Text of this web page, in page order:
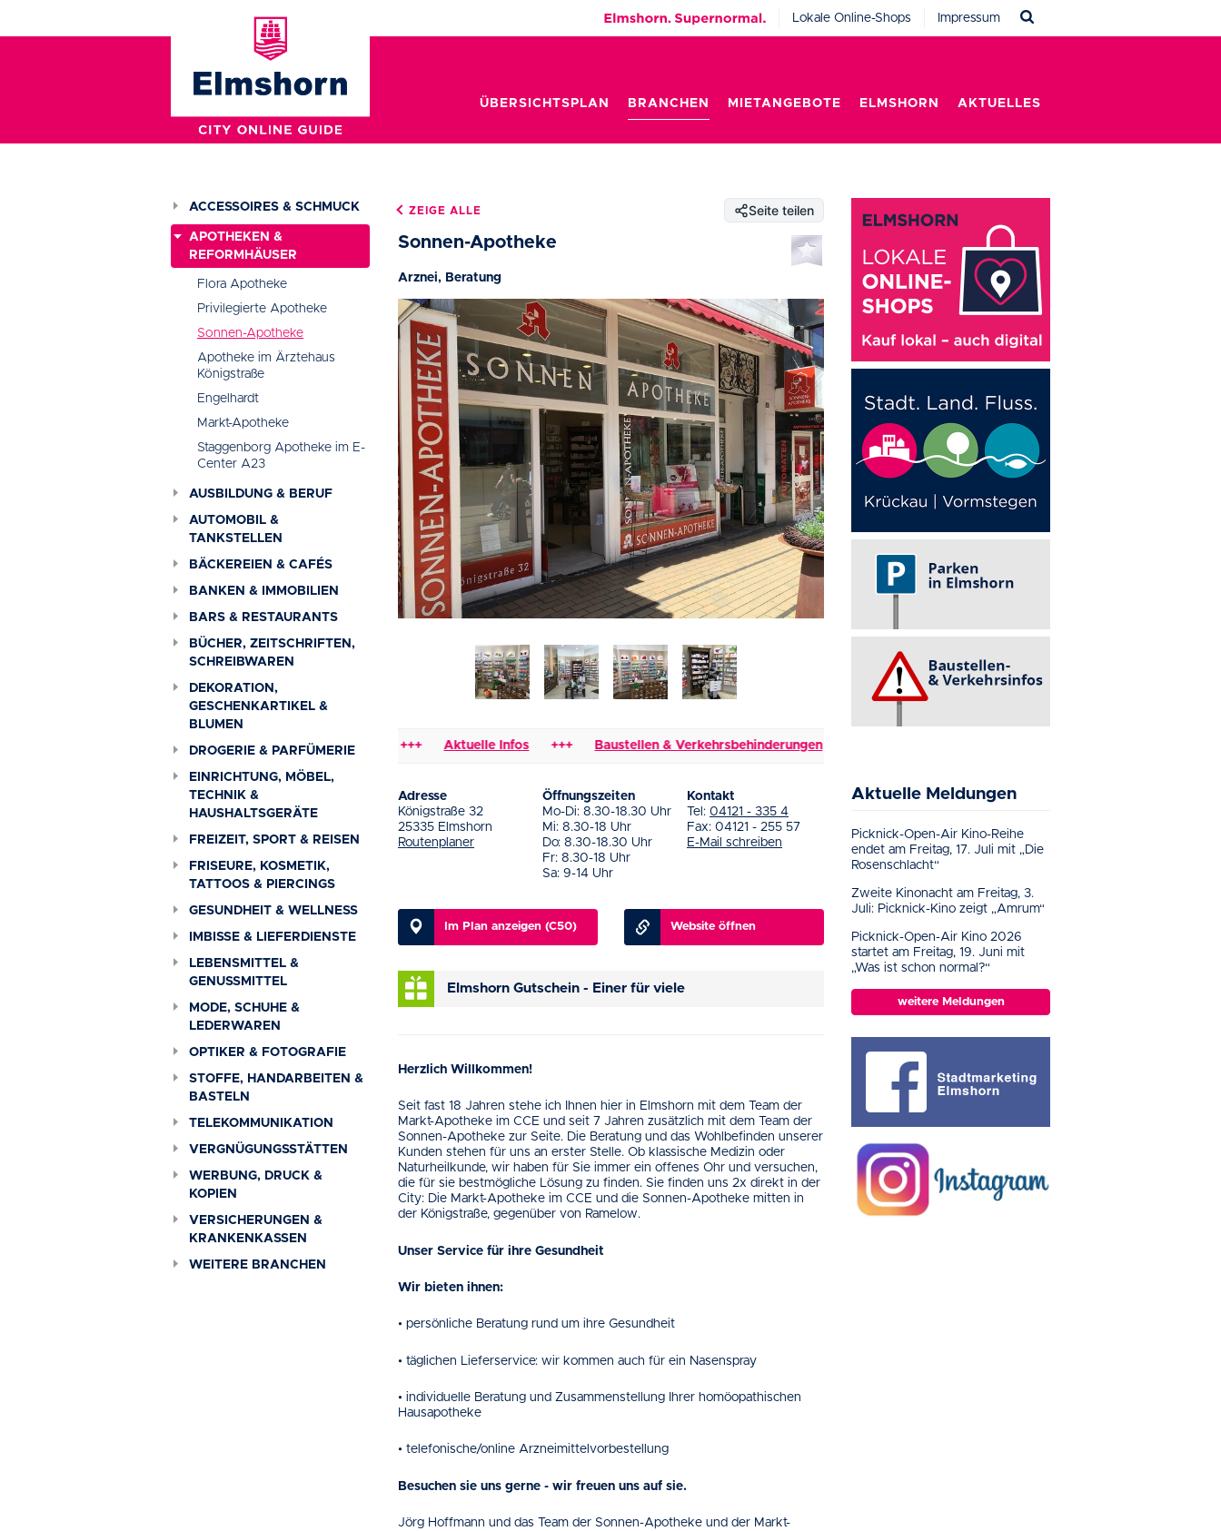
Lokale Online-Shops Impressum
ÜBERSICHTSPLAN BRANCHEN MIETANGEBOTE ELMSHORN AKTUELLES
ACCESSOIRES & SCHMUCK
APOTHEKEN &
REFORMHÄUSER
Flora Apotheke
Privilegierte Apotheke
Sonnen-Apotheke
Apotheke im Ärztehaus
Königstraße
Engelhardt
Markt-Apotheke
Staggenborg Apotheke im E-
Center A23
AUSBILDUNG & BERUF
AUTOMOBIL &
TANKSTELLEN
BÄCKEREIEN & CAFÉS
BANKEN & IMMOBILIEN
BARS & RESTAURANTS
BÜCHER, ZEITSCHRIFTEN,
SCHREIBWAREN
DEKORATION,
GESCHENKARTIKEL &
BLUMEN
DROGERIE & PARFÜMERIE
EINRICHTUNG, MÖBEL,
TECHNIK &
HAUSHALTSGERÄTE
FREIZEIT, SPORT & REISEN
FRISEURE, KOSMETIK,
TATTOOS & PIERCINGS
GESUNDHEIT & WELLNESS
IMBISSE & LIEFERDIENSTE
LEBENSMITTEL &
GENUSSMITTEL
MODE, SCHUHE &
LEDERWAREN
OPTIKER & FOTOGRAFIE
STOFFE, HANDARBEITEN &
BASTELN
TELEKOMMUNIKATION
VERGNÜGUNGSSTÄTTEN
WERBUNG, DRUCK &
KOPIEN
VERSICHERUNGEN &
KRANKENKASSEN
WEITERE BRANCHEN
ZEIGE ALLE Seite teilen
Sonnen-Apotheke
Arznei, Beratung
+++ Events in Elmshorn Aktuelle Infos +++ Baustellen & Verkehrsbehinderungen +++
Adresse
Königstraße 32
25335 Elmshorn
Routenplaner
Öffnungszeiten
Mo-Di: 8.30-18.30 Uhr
Mi: 8.30-18 Uhr
Do: 8.30-18.30 Uhr
Fr: 8.30-18 Uhr
Sa: 9-14 Uhr
Kontakt
Tel: 04121 - 335 4
Fax: 04121 - 255 57
E-Mail schreiben
Im Plan anzeigen (C50) Website öffnen
Elmshorn Gutschein - Einer für viele
Herzlich Willkommen!
Seit fast 18 Jahren stehe ich Ihnen hier in Elmshorn mit dem Team der
Markt-Apotheke im CCE und seit 7 Jahren zusätzlich mit dem Team der
Sonnen-Apotheke zur Seite. Die Beratung und das Wohlbefinden unserer
Kunden stehen für uns an erster Stelle. Ob klassische Medizin oder
Naturheilkunde, wir haben für Sie immer ein offenes Ohr und versuchen,
die für sie bestmögliche Lösung zu finden. Sie finden uns 2x direkt in der
City: Die Markt-Apotheke im CCE und die Sonnen-Apotheke mitten in
der Königstraße, gegenüber von Ramelow.
Unser Service für ihre Gesundheit
Wir bieten ihnen:
• persönliche Beratung rund um ihre Gesundheit
• täglichen Lieferservice: wir kommen auch für ein Nasenspray
• individuelle Beratung und Zusammenstellung Ihrer homöopathischen
Hausapotheke
• telefonische/online Arzneimittelvorbestellung
Besuchen sie uns gerne - wir freuen uns auf sie.
Jörg Hoffmann und das Team der Sonnen-Apotheke und der Markt-
Aktuelle Meldungen
Picknick-Open-Air Kino-Reihe
endet am Freitag, 17. Juli mit „Die
Rosenschlacht“
Zweite Kinonacht am Freitag, 3.
Juli: Picknick-Kino zeigt „Amrum“
Picknick-Open-Air Kino 2026
startet am Freitag, 19. Juni mit
„Was ist schon normal?“
weitere Meldungen